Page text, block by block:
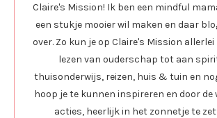
Claire's Mission! Ik ben een mindful
een stukje mooier wil maken en daar
over. Zo kun je op Claire's Mission
lezen van ouderschap tot aan
thuisonderwijs, reizen, huis & tuin en
hoop je te kunnen inspireren en door de
acties, heerlijk in het zonnetje te